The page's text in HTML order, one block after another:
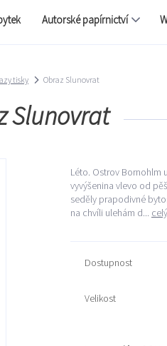
Autorské papírnictví
tisky Obraz Slunovrat
Slunovrat
Léto. Ostrov Bornohlm
vyvýšenina vlevo od
seděly prapodivné
na chvíli ulehám d...
Dostupnost
Velikost